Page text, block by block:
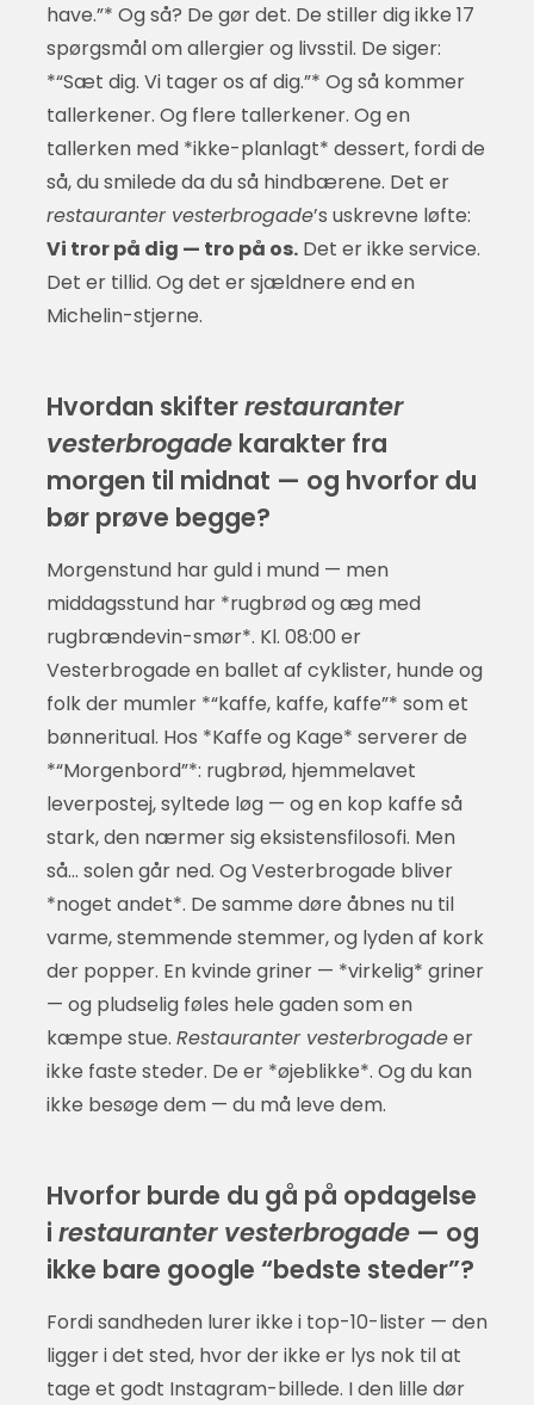
have.”* Og så? De gør det. De stiller dig ikke 17
spørgsmål om allergier og livsstil. De siger:
*“Sæt dig. Vi tager os af dig.”* Og så kommer
tallerkener. Og flere tallerkener. Og en
tallerken med *ikke-planlagt* dessert, fordi de
så, du smilede da du så hindbærene. Det er
restauranter vesterbrogade’s uskrevne løfte:
Vi tror på dig — tro på os.Det er ikke service.
Det er tillid. Og det er sjældnere end en
Michelin-stjerne.
Hvordan skifterrestauranter
vesterbrogadekarakter fra
morgen til midnat — og hvorfor du
bør prøve begge?
Morgenstund har guld i mund — men
middagsstund har *rugbrød og æg med
rugbrændevin-smør*. Kl. 08:00 er
Vesterbrogade en ballet af cyklister, hunde og
folk der mumler *“kaffe, kaffe, kaffe”* som et
bønneritual. Hos *Kaffe og Kage* serverer de
*“Morgenbord”*: rugbrød, hjemmelavet
leverpostej, syltede løg — og en kop kaffe så
stark, den nærmer sig eksistensfilosofi. Men
så… solen går ned. Og Vesterbrogade bliver
*noget andet*. De samme døre åbnes nu til
varme, stemmende stemmer, og lyden af kork
der popper. En kvinde griner — *virkelig* griner
— og pludselig føles hele gaden som en
kæmpe stue. Restauranter vesterbrogadeer
ikke faste steder. De er *øjeblikke*. Og du kan
ikke besøge dem — du må leve dem.
Hvorfor burde du gå på opdagelse
i restauranter vesterbrogade— og
ikke bare google “bedste steder”?
Fordi sandheden lurer ikke i top-10-lister — den
ligger i det sted, hvor der ikke er lys nok til at
tage et godt Instagram-billede. I den lille dør